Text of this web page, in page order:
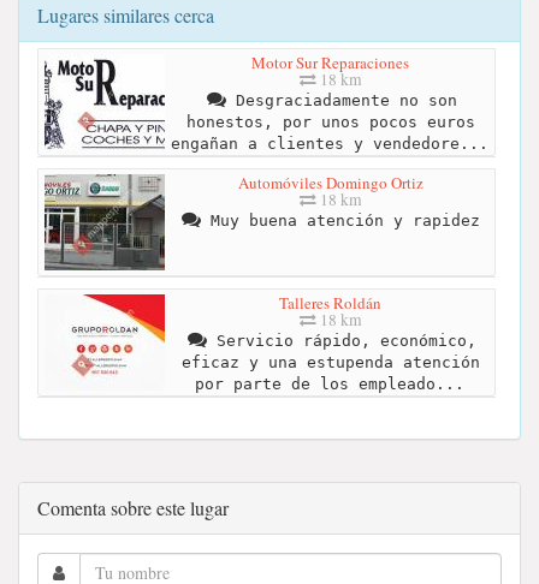
Lugares similares cerca
Motor Sur Reparaciones
18 km
Desgraciadamente no son
honestos, por unos pocos euros
engañan a clientes y vendedore...
Automóviles Domingo Ortiz
18 km
Muy buena atención y rapidez
Talleres Roldán
18 km
Servicio rápido, económico,
eficaz y una estupenda atención
por parte de los empleado...
Comenta sobre este lugar